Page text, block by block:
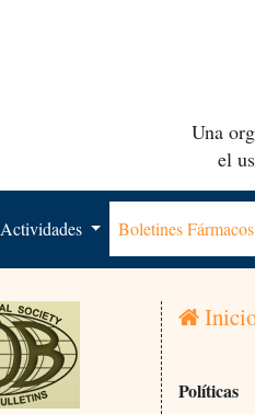
Una
el
Actividades Boletines Fármacos
Políticas